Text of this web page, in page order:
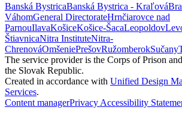
Banská BystricaBanská Bystrica - Kraľová
VáhomGeneral DirectorateHrnčiarovce nad
ParnouIlavaKošiceKošice-ŠacaLeopoldov
ŠtiavnicaNitra InstituteNitra-
ChrenováOmšeniePrešovRužomberokSučany
The service provider is the Corps of Prison
the Slovak Republic.
Created in accordance with Unified Design
Services.
Content managerPrivacy Accessibility